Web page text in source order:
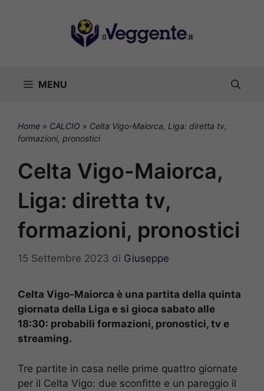
MENU
Home » CALCIO » Celta Vigo-Maiorca, Liga: diretta tv,
formazioni, pronostici
Celta Vigo-Maiorca,
Liga: diretta tv,
formazioni, pronostici
15 Settembre 2023 di Giuseppe
Celta Vigo-Maiorca è una partita della quinta
giornata della Liga e si gioca sabato alle
18:30: probabili formazioni, pronostici, tv e
streaming.
Tre partite in casa nelle prime quattro giornate
per il Celta Vigo: due sconfitte e un pareggio il